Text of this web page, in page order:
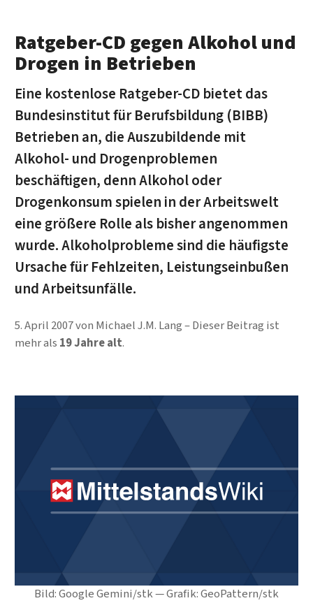
Bild: Google Gemini/stk — Grafik: GeoPattern/stk
Ratgeber-CD gegen Alkohol und
Drogen in Betrieben
Eine kostenlose Ratgeber-CD bietet das
Bundesinstitut für Berufsbildung (BIBB)
Betrieben an, die Auszubildende mit
Alkohol- und Drogenproblemen
beschäftigen, denn Alkohol oder
Drogenkonsum spielen in der Arbeitswelt
eine größere Rolle als bisher angenommen
wurde. Alkoholprobleme sind die häufigste
Ursache für Fehlzeiten, Leistungseinbußen
und Arbeitsunfälle.
5. April 2007von Michael J.M. Lang
Dieser Beitrag ist
mehr als 19 Jahre alt.